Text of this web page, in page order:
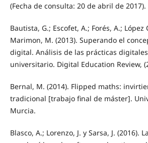
(Fecha de consulta: 20 de abril de 2017).
Bautista, G.; Escofet, A.; Forés, A.; López
Marimon, M. (2013). Superando el
digital. Análisis de las prácticas
universitario. Digital Education Review,
Bernal, M. (2014). Flipped maths:
tradicional [trabajo final de máster].
Murcia.
Blasco, A.; Lorenzo, J. y Sarsa, J. (2016).